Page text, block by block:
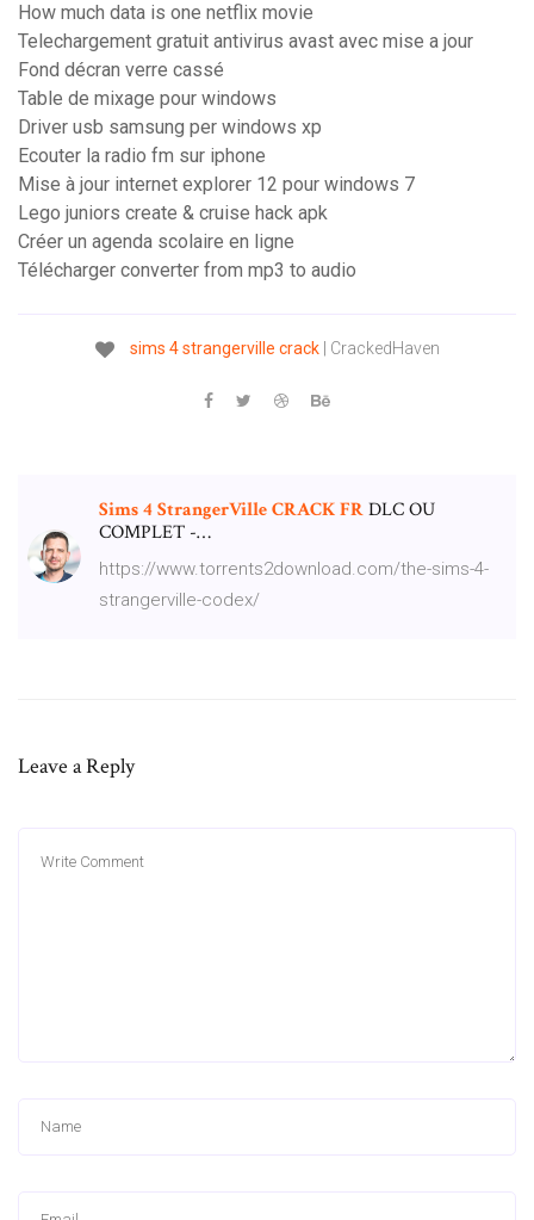
How much data is one netflix movie
Telechargement gratuit antivirus avast avec mise a jour
Fond décran verre cassé
Table de mixage pour windows
Driver usb samsung per windows xp
Ecouter la radio fm sur iphone
Mise à jour internet explorer 12 pour windows 7
Lego juniors create & cruise hack apk
Créer un agenda scolaire en ligne
Télécharger converter from mp3 to audio
sims 4 strangerville crack| CrackedHaven
Sims4StrangerVilleCRACKFRDLC OU
COMPLET -…
https://www.torrents2download.com/the-sims-4-
strangerville-codex/
Leave a Reply